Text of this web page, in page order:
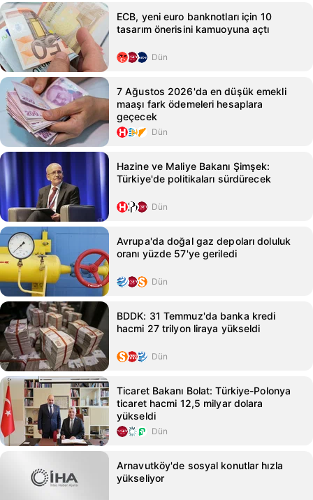
ECB, yeni euro banknotları için 10
tasarım önerisini kamuoyuna açtı
Dün
7 Ağustos 2026'da en düşük emekli
maaşı fark ödemeleri hesaplara
geçecek
Dün
Hazine ve Maliye Bakanı Şimşek:
Türkiye'de politikaları sürdürecek
Dün
Avrupa'da doğal gaz depoları doluluk
oranı yüzde 57'ye geriledi
Dün
BDDK: 31 Temmuz'da banka kredi
hacmi 27 trilyon liraya yükseldi
Dün
Ticaret Bakanı Bolat: Türkiye-Polonya
ticaret hacmi 12,5 milyar dolara
yükseldi
Dün
Arnavutköy'de sosyal konutlar hızla
yükseliyor